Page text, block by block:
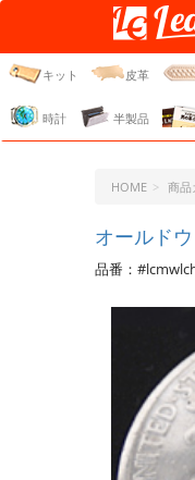
レザー
ジェーピ
キット 皮革
時計 半製品
HOME 商品
オールド
品番：